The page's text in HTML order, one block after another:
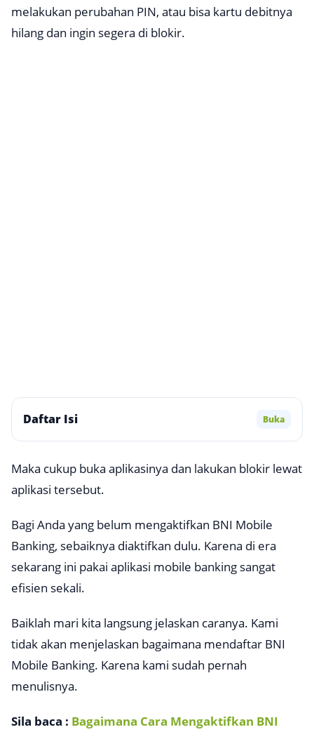
melakukan perubahan PIN, atau bisa kartu debitnya
hilang dan ingin segera di blokir.
Daftar Isi Buka
Maka cukup buka aplikasinya dan lakukan blokir lewat
aplikasi tersebut.
Bagi Anda yang belum mengaktifkan BNI Mobile
Banking, sebaiknya diaktifkan dulu. Karena di era
sekarang ini pakai aplikasi mobile banking sangat
efisien sekali.
Baiklah mari kita langsung jelaskan caranya. Kami
tidak akan menjelaskan bagaimana mendaftar BNI
Mobile Banking. Karena kami sudah pernah
menulisnya.
Sila baca : Bagaimana Cara Mengaktifkan BNI